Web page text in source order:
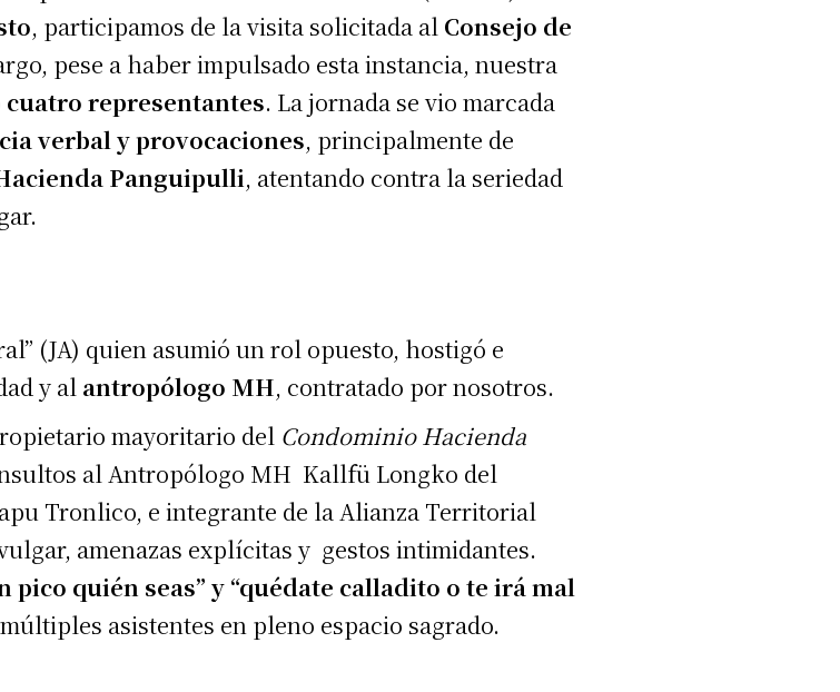
a
a
r
r
i
b
j
p
a
r
, participamos de la visita solicitada al Consejo de
pese a haber impulsado esta instancia, nuestra
representantes. La jornada se vio marcada
verbal y provocaciones, principalmente de
Panguipulli, atentando contra la seriedad
(JA) quien asumió un rol opuesto, hostigó e
y al antropólogo MH, contratado por nosotros.
mayoritario del Condominio Hacienda
al Antropólogo MH Kallfü Longko del
Tronlico, e integrante de la Alianza Territorial
amenazas explícitas y gestos intimidantes.
pico quién seas” y “quédate calladito o te irá mal
asistentes en pleno espacio sagrado.